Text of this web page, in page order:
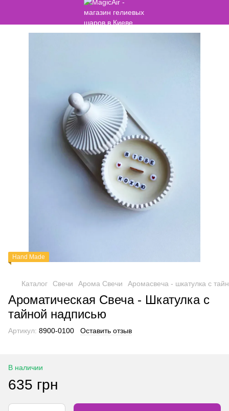
Hand Made
Каталог Свечи Арома Свечи Аромасвеча - шкатулка с
Ароматическая Свеча - Шкатулка с
тайной надписью
Артикул: 8900-0100 Оставить отзыв
В наличии
635 грн